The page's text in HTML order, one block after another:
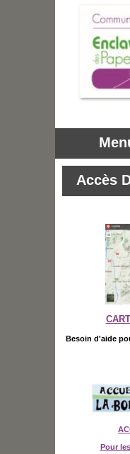
Accès
Besoin d'aide
Pour